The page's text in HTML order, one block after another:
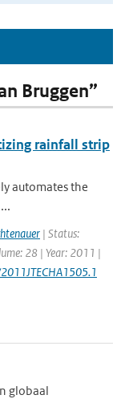
Bruggen”
rainfall strip
automates the
| Status:
28 | Year: 2011 |
globaal